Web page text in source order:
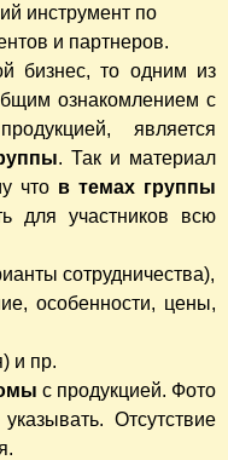
инструмент по
и партнеров.
бизнес, то одним из
ознакомлением с
является
. Так и материал
что в темах группы
для участников всю
сотрудничества),
особенности, цены,
и пр.
с продукцией. Фото
Отсутствие